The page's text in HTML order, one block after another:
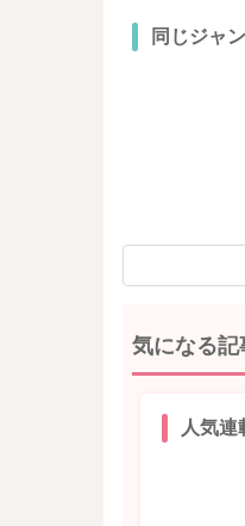
同じジャ
気になる
人気連